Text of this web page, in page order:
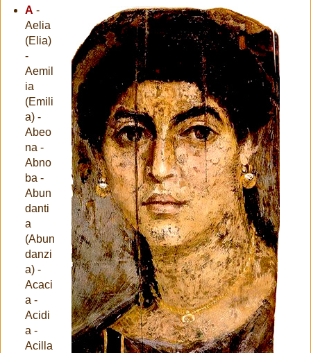
A -
Aelia
(Elia)
-
Aemil
ia
(Emili
a) -
Abeo
na -
Abno
ba -
Abun
danti
a
(Abun
danzi
a) -
Acaci
a -
Acidi
a -
Acilla